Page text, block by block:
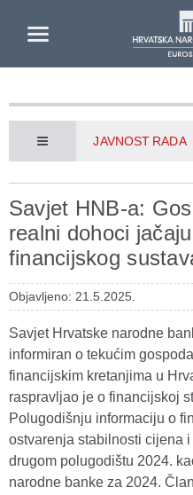
JAVNOST RADA
Savjet HNB-a:
realni dohoci
financijskog
Objavljeno: 21.5.2025.
Savjet Hrvatske narodne
informiran o tekućim
financijskim kretanjima u
raspravljao je o financijskoj
Polugodišnju informaciju o
ostvarenja stabilnosti cijena
drugom polugodištu 2024.
narodne banke za 2024.